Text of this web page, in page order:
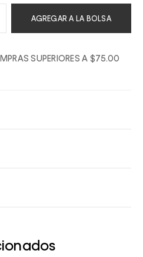
AGREGAR A LA BOLSA
SUPERIORES A $75.00